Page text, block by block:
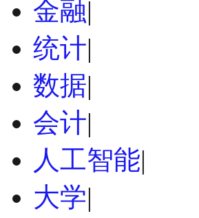
金融|
统计|
数据|
会计|
人工智能|
大学|